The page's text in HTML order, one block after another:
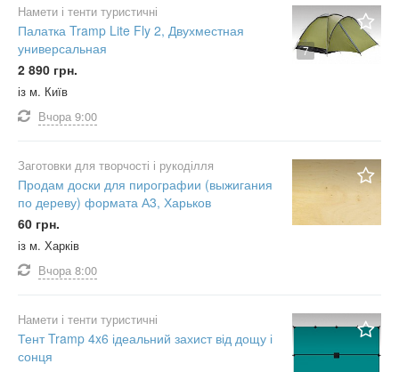
7
Намети і тенти туристичні
Палатка Tramp Lite Fly 2, Двухместная
универсальная
2 890 грн.
із м. Київ
Вчора 9:00
Заготовки для творчості і рукоділля
Продам доски для пирографии (выжигания
по дереву) формата А3, Харьков
60 грн.
із м. Харків
Вчора 8:00
Намети і тенти туристичні
Тент Tramp 4x6 ідеальний захист від дощу і
сонця